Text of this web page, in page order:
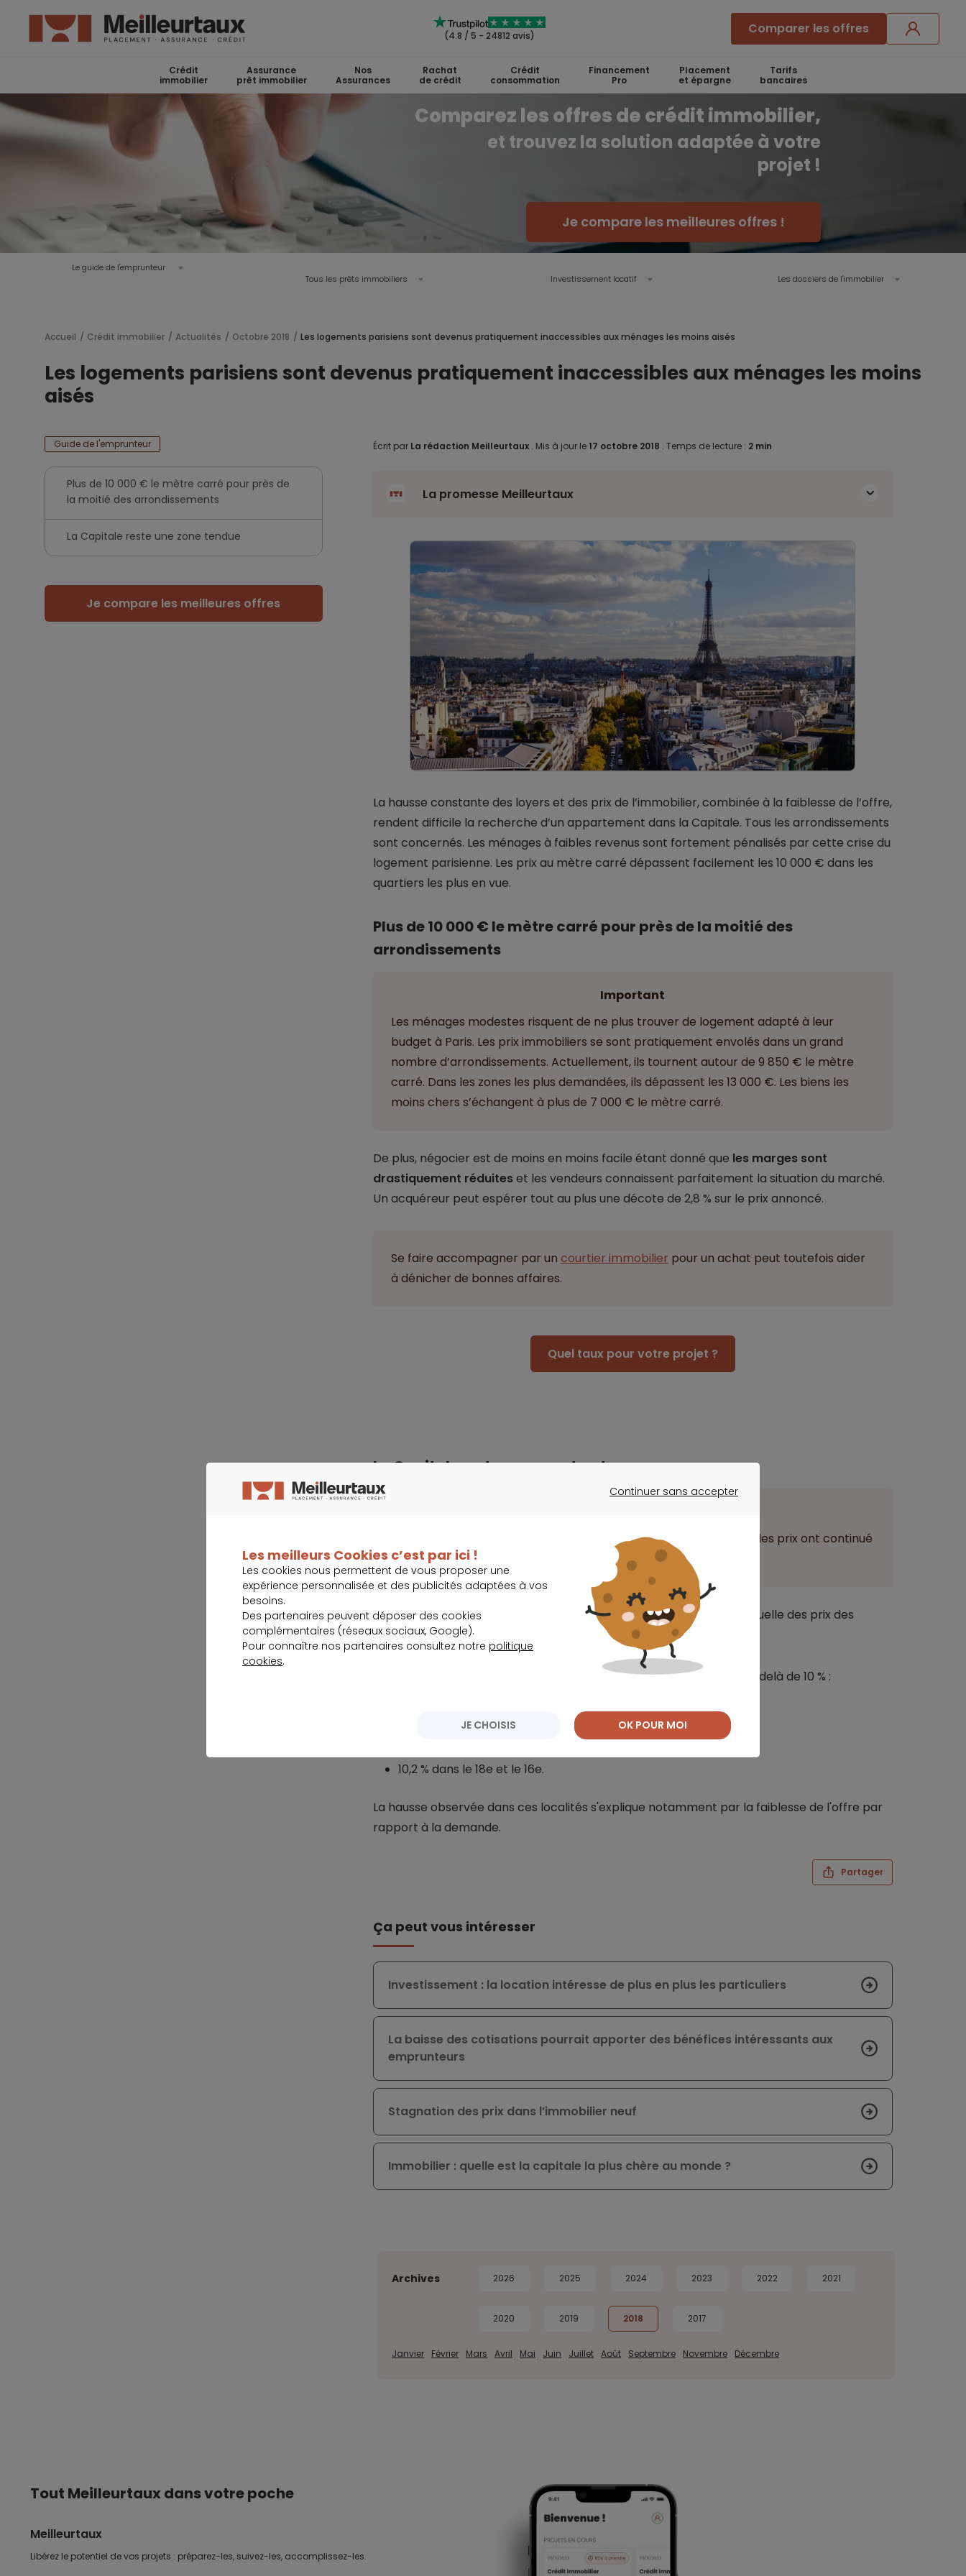
(4.8 / 5 - 24812 avis) Comparer les offres
Crédit
immobilier
Assurance
prêt immobilier
Nos
Assurances
Rachat
de crédit
Crédit
consommation
Financement
Pro
Placement
et épargne
Tarifs
bancaires
Comparez les offres de crédit immobilier,
et trouvez la solution adaptée à votre
projet !
Je compare les meilleures offres !
Le guide de l'emprunteur
Tous les prêts immobiliers
Investissement locatif Les dossiers de l'immobilier
Accueil Crédit immobilier Actualités Octobre 2018 Les logements parisiens sont devenus pratiquement inaccessibles aux ménages les moins aisés
Les logements parisiens sont devenus pratiquement inaccessibles aux ménages les moins
aisés
Guide de l'emprunteur
Plus de 10 000 € le mètre carré pour près de
la moitié des arrondissements
La Capitale reste une zone tendue
Je compare les meilleures offres
Écrit par La rédaction Meilleurtaux . Mis à jour le 17 octobre 2018 . Temps de lecture : 2 min
La promesse Meilleurtaux
La hausse constante des loyers et des prix de l’immobilier, combinée à la faiblesse de l’offre,
rendent difficile la recherche d’un appartement dans la Capitale. Tous les arrondissements
sont concernés. Les ménages à faibles revenus sont fortement pénalisés par cette crise du
logement parisienne. Les prix au mètre carré dépassent facilement les 10 000 € dans les
quartiers les plus en vue.
Plus de 10 000 € le mètre carré pour près de la moitié des
arrondissements
Important
Les ménages modestes risquent de ne plus trouver de logement adapté à leur
budget à Paris. Les prix immobiliers se sont pratiquement envolés dans un grand
nombre d’arrondissements. Actuellement, ils tournent autour de 9 850 € le mètre
carré. Dans les zones les plus demandées, ils dépassent les 13 000 €. Les biens les
moins chers s’échangent à plus de 7 000 € le mètre carré.
De plus, négocier est de moins en moins facile étant donné que les marges sont
drastiquement réduiteset les vendeurs connaissent parfaitement la situation du marché.
Un acquéreur peut espérer tout au plus une décote de 2,8 % sur le prix annoncé.
Se faire accompagner par un courtier immobilier pour un achat peut toutefois aider
à dénicher de bonnes affaires.
Quel taux pour votre projet ?
La Capitale reste une zone tendue
Alors que la tendance est à la baisse sur l’ensemble du territoire, les prix ont continué
à bondir dans certains quartiers de la Capitale (+2 %).
Et cela ne semble pas près de s’arrêter. D’ailleurs, la croissance annuelle des prix des
logements anciens à Paris est de l’ordre de +7,3 %.
Mais dans certaines zones hyper tendues, la progression va bien au-delà de 10 % :
11,9 % dans le 7e ;
10,2 % dans le 18e et le 16e.
La hausse observée dans ces localités s'explique notamment par la faiblesse de l'offre par
rapport à la demande.
Partager
Ça peut vous intéresser
Investissement : la location intéresse de plus en plus les particuliers
La baisse des cotisations pourrait apporter des bénéfices intéressants aux
emprunteurs
Stagnation des prix dans l’immobilier neuf
Immobilier : quelle est la capitale la plus chère au monde ?
Archives 2026 2025 2024 2023 2022 2021
2020 2019 2018 2017
Janvier Février Mars Avril Mai Juin Juillet Août Septembre Novembre Décembre
Tout Meilleurtaux dans votre poche
Meilleurtaux
Libérez le potentiel de vos projets : préparez-les, suivez-les, accomplissez-les.
Continuer sans accepter
Les meilleurs Cookies c’est par ici !
Les cookies nous permettent de vous proposer une
expérience personnalisée et des publicités adaptées à vos
besoins.
Des partenaires peuvent déposer des cookies
complémentaires (réseaux sociaux, Google).
Pour connaître nos partenaires consultez notre politique
cookies.
JE CHOISIS OK POUR MOI